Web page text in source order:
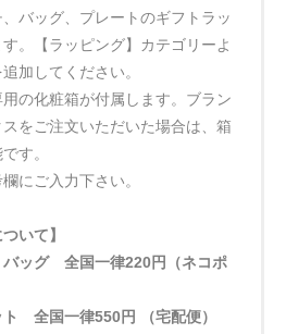
、バッグ、プレートのギフトラッ
。【ラッピング】カテゴリーよ
加してください。
用の化粧箱が付属します。ブラン
をご注文いただいた場合は、箱
す。
にご入力下さい。
いて】
バッグ 全国一律220円（ネコポ
全国一律550円 （宅配便）